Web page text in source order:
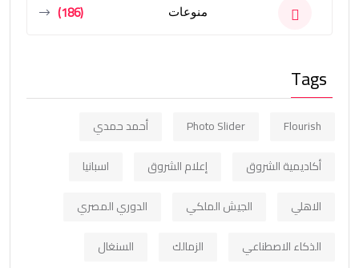
منوعات (186)
Tags
Flourish
Photo Slider
أحمد حمدي
أكاديمية الشروق
إعلام الشروق
اسبانيا
الاهلي
الجيش الملكي
الدوري المصري
الذكاء الاصطناعي
الزمالك
السنغال